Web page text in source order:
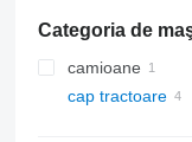
alte piese de
Categoria de
camioane
cap tractoare